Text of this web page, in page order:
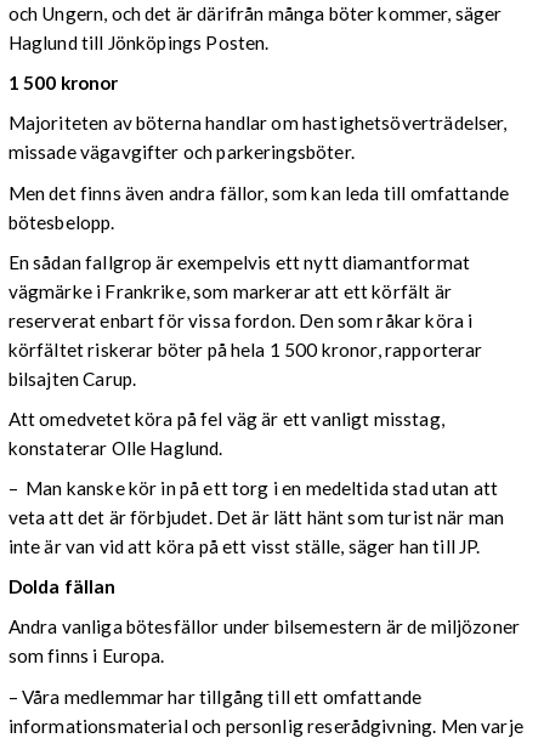
och Ungern, och det är därifrån många böter kommer, säger
Haglund till Jönköpings Posten.
1 500 kronor
Majoriteten av böterna handlar om hastighetsöverträdelser,
missade vägavgifter och parkeringsböter.
Men det finns även andra fällor, som kan leda till omfattande
bötesbelopp.
En sådan fallgrop är exempelvis ett nytt diamantformat
vägmärke i Frankrike, som markerar att ett körfält är
reserverat enbart för vissa fordon. Den som råkar köra i
körfältet riskerar böter på hela 1 500 kronor, rapporterar
bilsajten Carup.
Att omedvetet köra på fel väg är ett vanligt misstag,
konstaterar Olle Haglund.
– Man kanske kör in på ett torg i en medeltida stad utan att
veta att det är förbjudet. Det är lätt hänt som turist när man
inte är van vid att köra på ett visst ställe, säger han till JP.
Dolda fällan
Andra vanliga bötesfällor under bilsemestern är de miljözoner
som finns i Europa.
– Våra medlemmar har tillgång till ett omfattande
informationsmaterial och personlig reserådgivning. Men varje